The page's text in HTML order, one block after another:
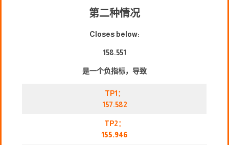
第二种情况
Closes below:
158.551
是一个负指标，导致
TP1：
157.582
TP2：
155.946